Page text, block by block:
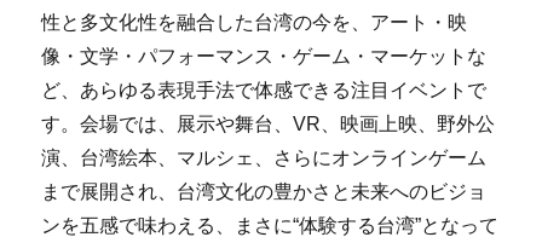
性と多文化性を融合した台湾の今を、アート・映
像・文学・パフォーマンス・ゲーム・マーケットな
ど、あらゆる表現手法で体感できる注目イベントで
す。会場では、展示や舞台、VR、映画上映、野外公
演、台湾絵本、マルシェ、さらにオンラインゲーム
まで展開され、台湾文化の豊かさと未来へのビジョ
ンを五感で味わえる、まさに“体験する台湾”となって